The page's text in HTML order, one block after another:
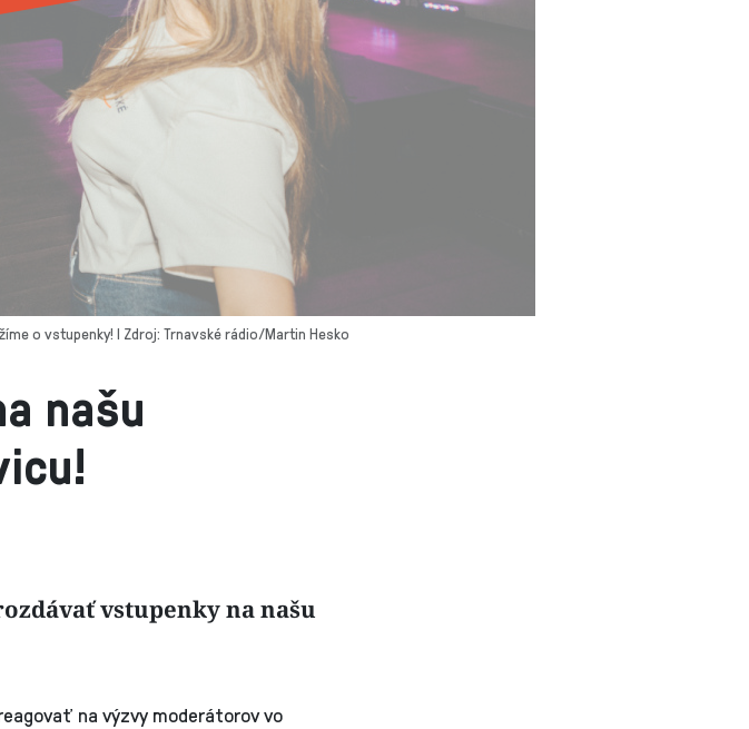
našu
vstupenky na našu
o vstupenky! I Zdroj: Trnavské rádio/Martin Hesko
na výzvy moderátorov vo